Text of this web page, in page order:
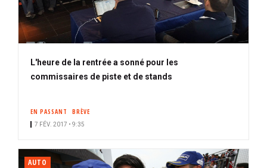
L'heure de la rentrée a sonné pour les
commissaires de piste et de stands
EN PASSANT BRÈVE
7 FÉV. 2017 • 9:35
AUTO